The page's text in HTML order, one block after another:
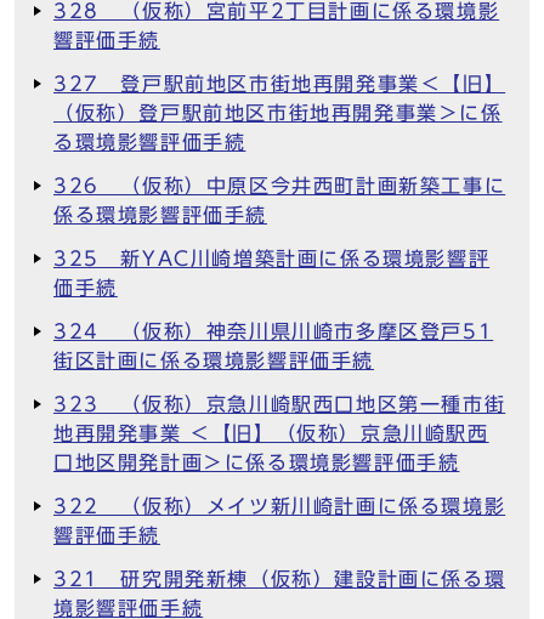
328 （仮称）宮前平2丁目計画に係る環境影
響評価手続
327 登戸駅前地区市街地再開発事業＜【旧】
（仮称）登戸駅前地区市街地再開発事業＞に係
る環境影響評価手続
326 （仮称）中原区今井西町計画新築工事に
係る環境影響評価手続
325 新YAC川崎増築計画に係る環境影響評
価手続
324 （仮称）神奈川県川崎市多摩区登戸51
街区計画に係る環境影響評価手続
323 （仮称）京急川崎駅西口地区第一種市街
地再開発事業 ＜【旧】（仮称）京急川崎駅西
口地区開発計画＞に係る環境影響評価手続
322 （仮称）メイツ新川崎計画に係る環境影
響評価手続
321 研究開発新棟（仮称）建設計画に係る環
境影響評価手続